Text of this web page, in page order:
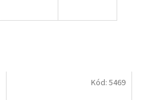
Kód: 5469